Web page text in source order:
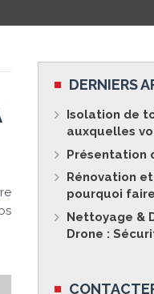
DERNIERS
Isolation de
auxquelles
Présentation
Rénovation
pourquoi
Nettoyage &
Drone :